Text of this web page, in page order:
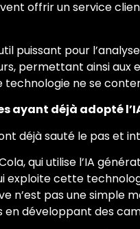
offrir un service
puissant pour
permettant ainsi aux
ne se
ayant déjà adopté
déjà sauté le pas et
qui utilise l’IA
exploite cette
n’est pas une simple
développant des